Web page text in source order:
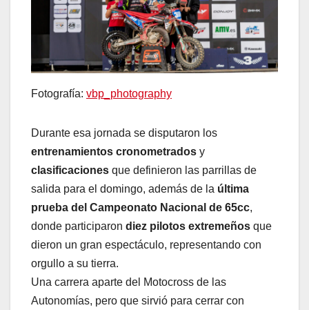
Fotografía: vbp_photography
Durante esa jornada se disputaron los
entrenamientos cronometrados y
clasificaciones que definieron las parrillas de
salida para el domingo, además de la última
prueba del Campeonato Nacional de 65cc,
donde participaron diez pilotos extremeños que
dieron un gran espectáculo, representando con
orgullo a su tierra.
Una carrera aparte del Motocross de las
Autonomías, pero que sirvió para cerrar con